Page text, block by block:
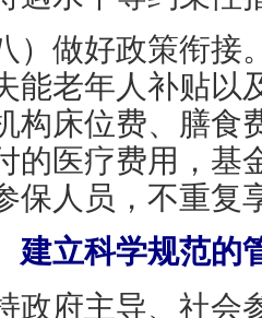
做好政策衔接。
能老年人补贴以
构床位费、膳食
的医疗费用，基
保人员，不重复
立科学规范的
府主导、社会参